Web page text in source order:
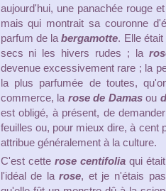
aujourd'hui, une panachée rouge
mais qui montrait sa couronne
parfum de labergamotte. Elle
secs ni les hivers rudes ; la
devenue excessivement rare ; la
la plus parfumée de toutes,
commerce, la rose de Damasou
est obligé, à présent, de
feuilles ou, pour mieux dire, à cent
attribue généralement à la culture.
C'est cette rose centifoliaqui était
l'idéal de larose, et je n'étais